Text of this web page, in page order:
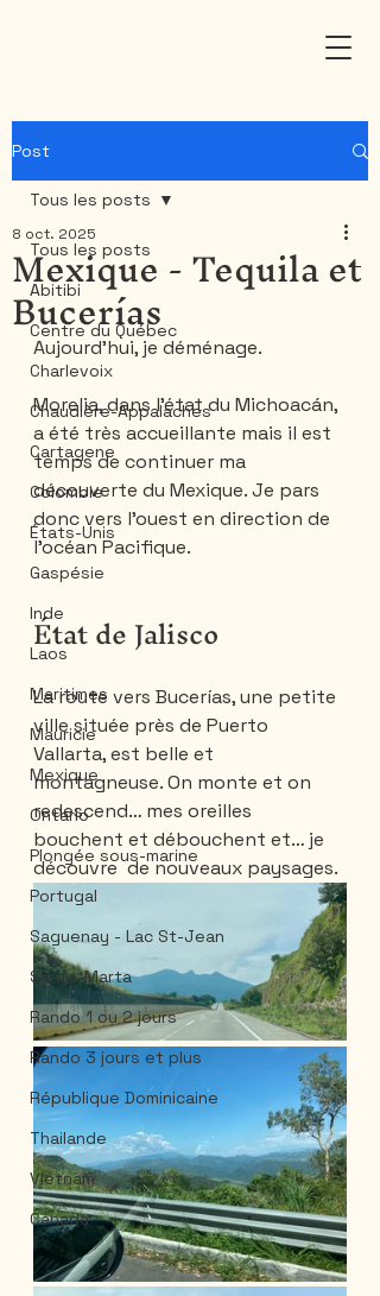
Post
Tous les posts
Abitibi
Centre du Québec
Charlevoix
Chaudière-Appalaches
Cartagene
Colombie
États-Unis
Gaspésie
Inde
Laos
Maritimes
Mauricie
Mexique
Ontario
Plongée sous-marine
Portugal
Saguenay - Lac St-Jean
Santa-Marta
Rando 1 ou 2 jours
Rando 3 jours et plus
République Dominicaine
Thailande
Vietnam
Canada
Tous les posts
Mexique - Tequila et
Bucerías
8 oct. 2025
Aujourd’hui, je déménage.
Morelia, dans l'état du Michoacán,
a été très accueillante mais il est
temps de continuer ma
découverte du Mexique. Je pars
donc vers l’ouest en direction de
l’océan Pacifique.
État de Jalisco
La route vers Bucerías, une petite
ville située près de Puerto
Vallarta, est belle et
montagneuse. On monte et on
redescend… mes oreilles
bouchent et débouchent et… je
découvre  de nouveaux paysages.